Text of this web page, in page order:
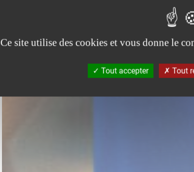
Ce site utilise des cookies et vous donne le
Tout accepter Tout